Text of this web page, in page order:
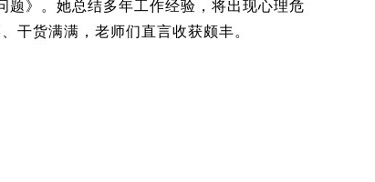
》。她总结多年工作经验，将出现心理危
干货满满，老师们直言收获颇丰。